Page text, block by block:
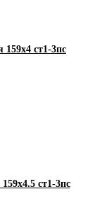
159х4 ст1-3пс
ст1-3пс